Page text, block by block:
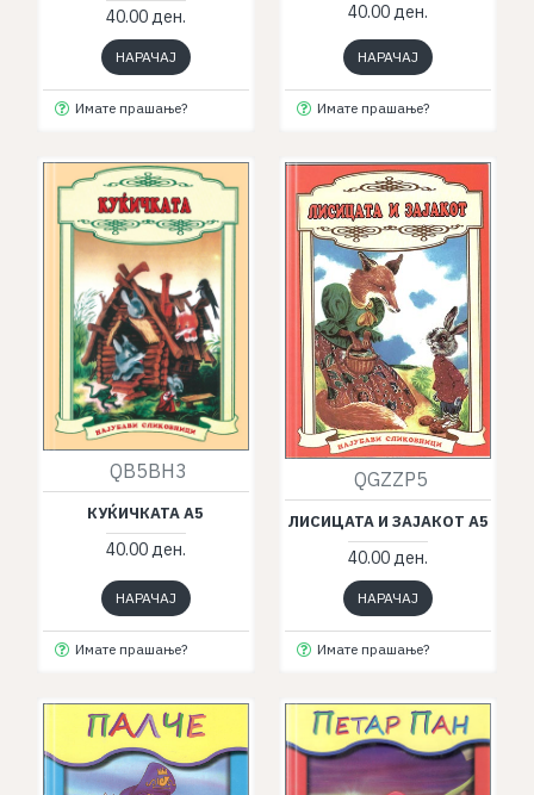
40.00 ден.
НАРАЧАЈ
Имате прашање?
40.00 ден.
НАРАЧАЈ
Имате прашање?
QB5BH3
КУЌИЧКАТА А5
40.00 ден.
НАРАЧАЈ
Имате прашање?
QGZZP5
ЛИСИЦАТА И ЗАЈАКОТ А5
40.00 ден.
НАРАЧАЈ
Имате прашање?